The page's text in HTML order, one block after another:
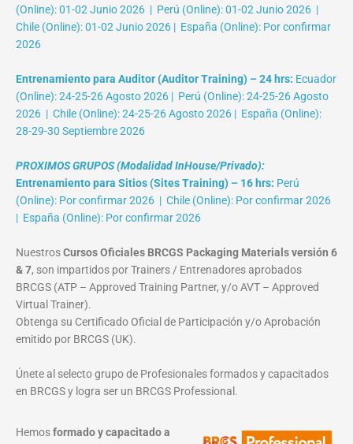
(Online): 01-02 Junio 2026 | Perú (Online): 01-02 Junio 2026 |
Chile (Online): 01-02 Junio 2026 | España (Online): Por confirmar
2026
Entrenamiento para Auditor (Auditor Training) – 24 hrs: Ecuador
(Online): 24-25-26 Agosto 2026 | Perú (Online): 24-25-26 Agosto
2026 | Chile (Online): 24-25-26 Agosto 2026 | España (Online):
28-29-30 Septiembre 2026
PROXIMOS GRUPOS (Modalidad InHouse/Privado):
Entrenamiento para Sitios (Sites Training) – 16 hrs: Perú
(Online): Por confirmar 2026 | Chile (Online): Por confirmar 2026
| España (Online): Por confirmar 2026
NuestrosCursos Oficiales BRCGS Packaging Materials versión 6
& 7, son impartidos por Trainers / Entrenadores aprobados
BRCGS (ATP – Approved Training Partner, y/o AVT – Approved
Virtual Trainer).
Obtenga su Certificado Oficial de Participación y/o Aprobación
emitido por BRCGS (UK).
Únete al selecto grupo de Profesionales formados y capacitados
en BRCGS y logra ser un BRCGS Professional.
Hemosformado y capacitado a